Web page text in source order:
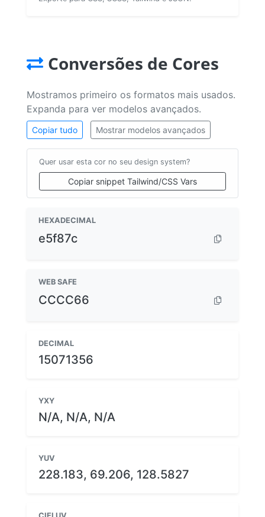
Conversões de Cores
Mostramos primeiro os formatos mais usados.
Expanda para ver modelos avançados.
Copiar tudo Mostrar modelos avançados
Quer usar esta cor no seu design system?
Copiar snippet Tailwind/CSS Vars
HEXADECIMAL
e5f87c
WEB SAFE
CCCC66
DECIMAL
15071356
YXY
N/A, N/A, N/A
YUV
228.183, 69.206, 128.5827
CIELUV